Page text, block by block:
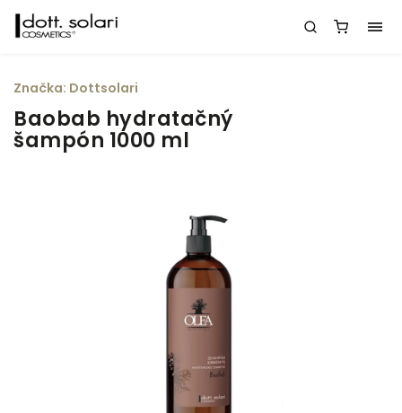
Baobab hydratačný
šampón 1000 ml
Značka: Dottsolari